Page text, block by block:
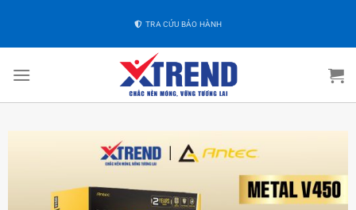
TRA CỨU BẢO HÀNH